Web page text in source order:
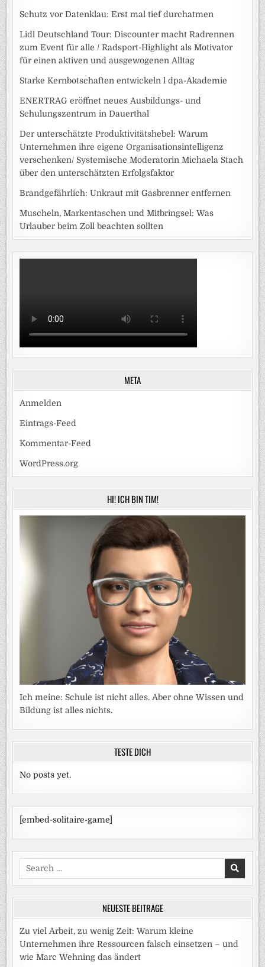
Schutz vor Datenklau: Erst mal tief durchatmen
Lidl Deutschland Tour: Discounter macht Radrennen
zum Event für alle / Radsport-Highlight als Motivator
für einen aktiven und ausgewogenen Alltag
Starke Kernbotschaften entwickeln l dpa-Akademie
ENERTRAG eröffnet neues Ausbildungs- und
Schulungszentrum in Dauerthal
Der unterschätzte Produktivitätshebel: Warum
Unternehmen ihre eigene Organisationsintelligenz
verschenken/ Systemische Moderatorin Michaela Stach
über den unterschätzten Erfolgsfaktor
Brandgefährlich: Unkraut mit Gasbrenner entfernen
Muscheln, Markentaschen und Mitbringsel: Was
Urlauber beim Zoll beachten sollten
META
Anmelden
Eintrags-Feed
Kommentar-Feed
WordPress.org
HI! ICH BIN TIM!
Ich meine: Schule ist nicht alles. Aber ohne Wissen und
Bildung ist alles nichts.
TESTE DICH
No posts yet.
[embed-solitaire-game]
Search
for:
NEUESTE BEITRÄGE
Zu viel Arbeit, zu wenig Zeit: Warum kleine
Unternehmen ihre Ressourcen falsch einsetzen – und
wie Marc Wehning das ändert